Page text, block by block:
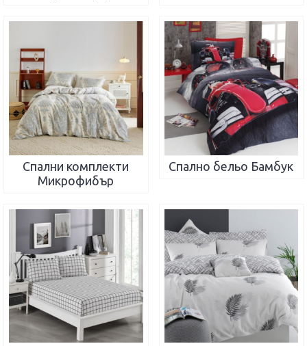
Спални комплекти
Микрофибър
Спално бельо Бамбук